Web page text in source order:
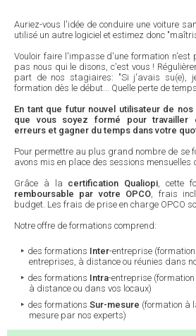
Auriez-vous l'idée de conduire une voiture
utilisé un autre logiciel et estimez donc
Vouloir faire l'impasse d'une formation n'est
pas nous qui le disons, c'est vous !
part de nos stagiaires: "Si j'avais su(e),
formation dès le début... Quelle perte de
En tant que futur nouvel utilisateur de
que vous soyez formé pour travailler
erreurs et gagner du temps dans votre
Pour permettre au plus grand nombre de se
avons mis en place des sessions mensuelles
Grâce à la certification Qualiopi, cette
remboursable par votre OPCO, frais
budget. Les frais de prise en charge OPCO
Notre offre de formations comprend:
des formations Inter-entreprise
entreprises, à distance ou réunies dans
des formations Intra-entreprise
à distance ou dans vos locaux)
des formations Sur-mesure (formation à
mesure par nos experts)